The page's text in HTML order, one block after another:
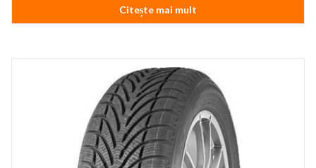
Citește mai mult